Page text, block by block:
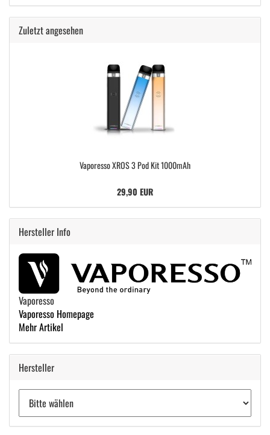
Zuletzt angesehen
Vaporesso XROS 3 Pod Kit 1000mAh
29,90 EUR
Hersteller Info
Vaporesso
Vaporesso Homepage
Mehr Artikel
Hersteller